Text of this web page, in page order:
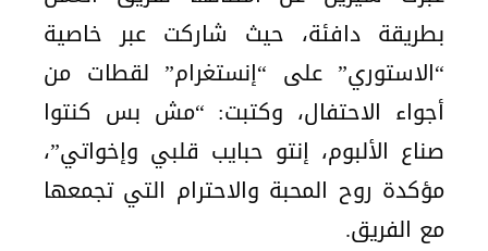
بطريقة دافئة، حيث شاركت عبر خاصية
“الاستوري” على “إنستغرام” لقطات من
أجواء الاحتفال، وكتبت: “مش بس كنتوا
صناع الألبوم، إنتو حبايب قلبي وإخواتي”،
مؤكدة روح المحبة والاحترام التي تجمعها
مع الفريق.